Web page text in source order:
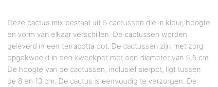
Deze cactus mix bestaat uit 5 cactussen die in kleur, hoogte
en vorm van elkaar verschillen. De cactussen worden
geleverd in een terracotta pot. De cactussen zijn met zorg
opgekweekt in een kweekpot met een diameter van 5,5 cm.
De hoogte van de cactussen, inclusief sierpot, ligt tussen
de 8 en 13 cm. De cactus is eenvoudig te verzorgen. De